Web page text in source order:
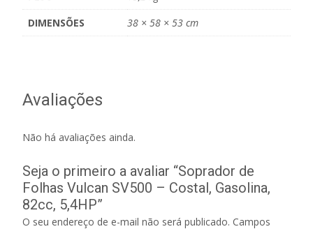
DIMENSÕES
38 × 58 × 53 cm
Avaliações
Não há avaliações ainda.
Seja o primeiro a avaliar “Soprador de
Folhas Vulcan SV500 – Costal, Gasolina,
82cc, 5,4HP”
O seu endereço de e-mail não será publicado. Campos